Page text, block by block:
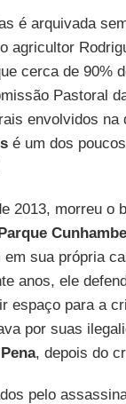
é arquivada
agricultor
cerca de 90%
Pastoral
envolvidos na
é um dos
2013, morreu o
sua própria
anos, ele
espaço para a
por suas
, depois do
pelo